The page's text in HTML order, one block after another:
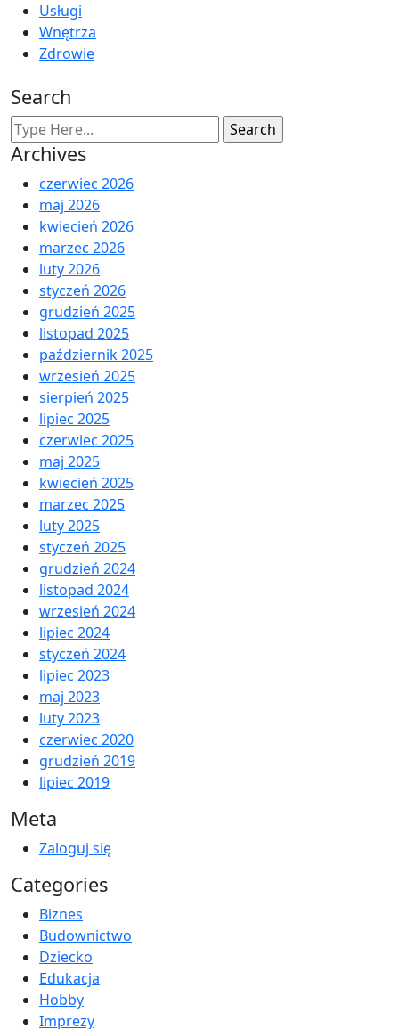
Usługi
Wnętrza
Zdrowie
Search
Archives
czerwiec 2026
maj 2026
kwiecień 2026
marzec 2026
luty 2026
styczeń 2026
grudzień 2025
listopad 2025
październik 2025
wrzesień 2025
sierpień 2025
lipiec 2025
czerwiec 2025
maj 2025
kwiecień 2025
marzec 2025
luty 2025
styczeń 2025
grudzień 2024
listopad 2024
wrzesień 2024
lipiec 2024
styczeń 2024
lipiec 2023
maj 2023
luty 2023
czerwiec 2020
grudzień 2019
lipiec 2019
Meta
Zaloguj się
Categories
Biznes
Budownictwo
Dziecko
Edukacja
Hobby
Imprezy